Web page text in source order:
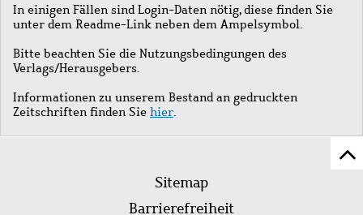
In einigen Fällen sind Login-Daten nötig, diese finden Sie
unter dem Readme-Link neben dem Ampelsymbol.
Bitte beachten Sie die Nutzungsbedingungen des
Verlags/Herausgebers.
Informationen zu unserem Bestand an gedruckten
Zeitschriften finden Sie hier.
Fußleistenmenü
Sitemap
Barrierefreiheit